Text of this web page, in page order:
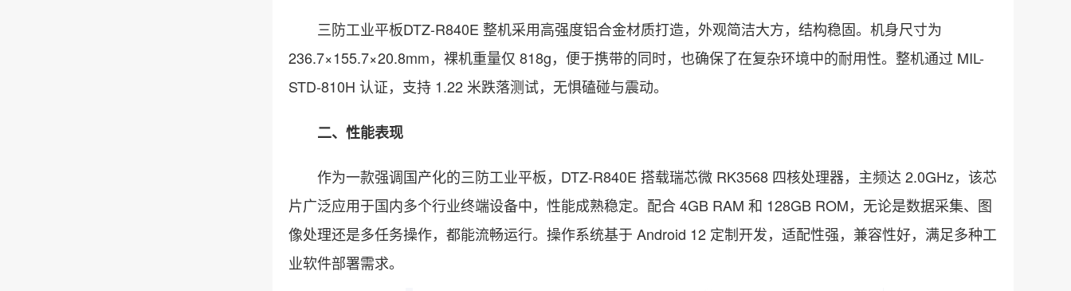
三防工业平板DTZ-R840E 整机采用高强度铝合金材质打造，外观简洁大方，结构稳固。机身尺寸为
236.7×155.7×20.8mm，裸机重量仅 818g，便于携带的同时，也确保了在复杂环境中的耐用性。整机通过 MIL-
STD-810H 认证，支持 1.22 米跌落测试，无惧磕碰与震动。
二、性能表现
作为一款强调国产化的三防工业平板，DTZ-R840E 搭载瑞芯微 RK3568 四核处理器，主频达 2.0GHz，该芯
片广泛应用于国内多个行业终端设备中，性能成熟稳定。配合 4GB RAM 和 128GB ROM，无论是数据采集、图
像处理还是多任务操作，都能流畅运行。操作系统基于 Android 12 定制开发，适配性强，兼容性好，满足多种工
业软件部署需求。